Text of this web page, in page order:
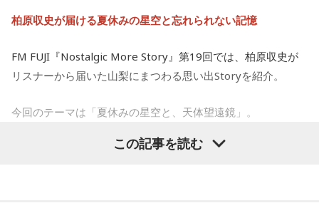
映画や音楽など、芸術表現に触れると心が癒されていくよう
う。今日は、日ごろからお世話になっている人や大切な人と
の時間を大切にしてみて。
いろいろ気になってくるようなので、「無」になれるような
時間を作りましょう。ちょっと手抜きをしたり、昼寝をして
みたり。頑張りすぎないことも大切なようです。家族や友人
ら星について話すK君の姿は、今でも忘れられない光景だと語
スマホがない時代だからこそ残った景色
その後、K君のお父さんに連れて行ってもらった清里で見た星
柏原収史が届ける夏休みの星空と忘れられない記憶
FM FUJI『Nostalgic More Story』第19回では、柏原収史が
リスナーから届いた山梨にまつわる思い出Storyを紹介。
今回のテーマは「夏休みの星空と、天体望遠鏡」。
子どもの頃に見上げた夜空、友達と過ごした時間、そして大
この記事を読む